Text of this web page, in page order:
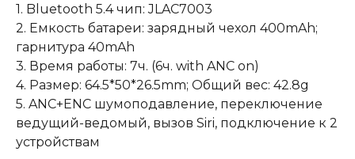
1. Bluetooth 5.4 чип: JLAC7003
2. Емкость батареи: зарядный чехол 400mAh;
гарнитура 40mAh
3. Время работы: 7ч. (6ч. with ANC on)
4. Размер: 64.5*50*26.5mm; Общий вес: 42.8g
5. ANC+ENC шумоподавление, переключение
ведущий-ведомый, вызов Siri, подключение к 2
устройствам